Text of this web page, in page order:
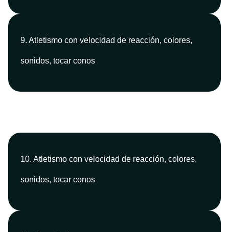
9. Atletismo con velocidad de reacción, colores,
sonidos, tocar conos
10. Atletismo con velocidad de reacción, colores,
sonidos, tocar conos